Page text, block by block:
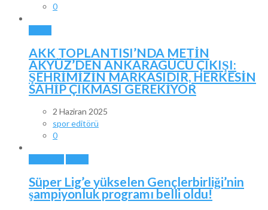
0
AKK TOPLANTISI’NDA METİN
AKYÜZ’DEN ANKARAGÜCÜ ÇIKIŞI:
ŞEHRİMİZİN MARKASIDIR, HERKESİN
SAHİP ÇIKMASI GEREKİYOR
2 Haziran 2025
spor editörü
0
Süper Lig’e yükselen Gençlerbirliği’nin
şampiyonluk programı belli oldu!